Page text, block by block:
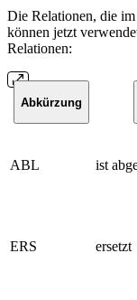
Die Relationen, die
können jetzt
Relationen:
Abkürzung
ABL ist
ERS ersetzt